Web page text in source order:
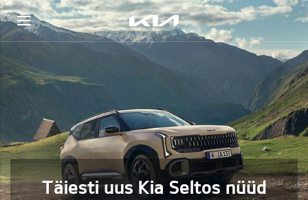
Täiesti uus Kia Seltos nüüd